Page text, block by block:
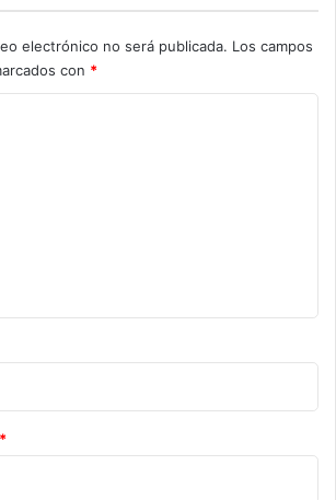
electrónico no será publicada. Los campos
con *
*